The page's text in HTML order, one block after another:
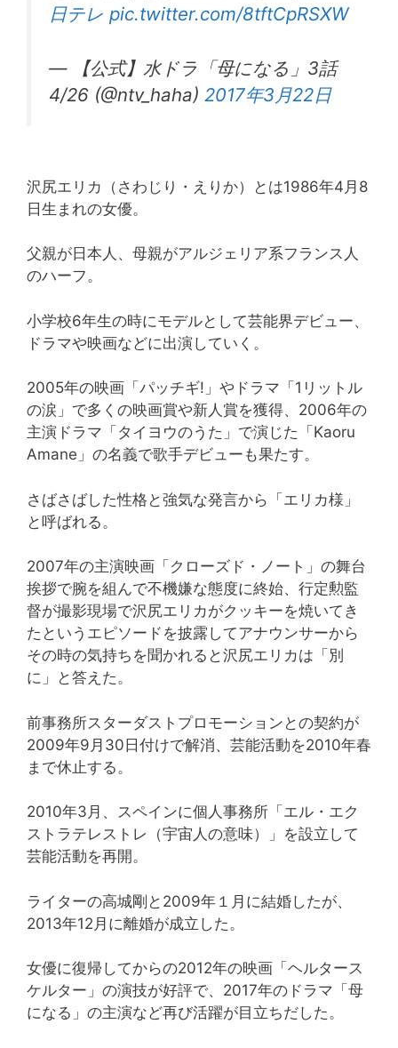
日テレ pic.twitter.com/8tftCpRSXW
— 【公式】水ドラ「母になる」3話
4/26 (@ntv_haha) 2017年3月22日
沢尻エリカ（さわじり・えりか）とは1986年4月8
日生まれの女優。
父親が日本人、母親がアルジェリア系フランス人
のハーフ。
小学校6年生の時にモデルとして芸能界デビュー、
ドラマや映画などに出演していく。
2005年の映画「パッチギ!」やドラマ「1リットル
の涙」で多くの映画賞や新人賞を獲得、2006年の
主演ドラマ「タイヨウのうた」で演じた「Kaoru
Amane」の名義で歌手デビューも果たす。
さばさばした性格と強気な発言から「エリカ様」
と呼ばれる。
2007年の主演映画「クローズド・ノート」の舞台
挨拶で腕を組んで不機嫌な態度に終始、行定勲監
督が撮影現場で沢尻エリカがクッキーを焼いてき
たというエピソードを披露してアナウンサーから
その時の気持ちを聞かれると沢尻エリカは「別
に」と答えた。
前事務所スターダストプロモーションとの契約が
2009年9月30日付けで解消、芸能活動を2010年春
まで休止する。
2010年3月、スペインに個人事務所「エル・エク
ストラテレストレ（宇宙人の意味）」を設立して
芸能活動を再開。
ライターの高城剛と2009年１月に結婚したが、
2013年12月に離婚が成立した。
女優に復帰してからの2012年の映画「ヘルタース
ケルター」の演技が好評で、2017年のドラマ「母
になる」の主演など再び活躍が目立ちだした。